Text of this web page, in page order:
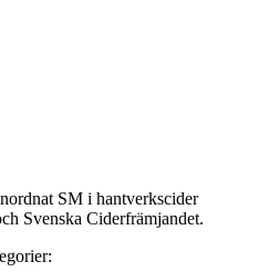
SM i hantverkscider
Svenska Ciderfrämjandet.